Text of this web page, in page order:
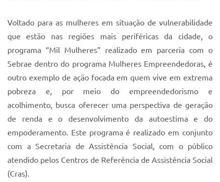
Voltado para as mulheres em situação de vulnerabilidade
que estão nas regiões mais periféricas da cidade, o
programa “Mil Mulheres” realizado em parceria com o
Sebrae dentro do programa Mulheres Empreendedoras, é
outro exemplo de ação focada em quem vive em extrema
pobreza e, por meio do empreendedorismo e
acolhimento, busca oferecer uma perspectiva de geração
de renda e o desenvolvimento da autoestima e do
empoderamento. Este programa é realizado em conjunto
com a Secretaria de Assistência Social, com o público
atendido pelos Centros de Referência de Assistência Social
(Cras).